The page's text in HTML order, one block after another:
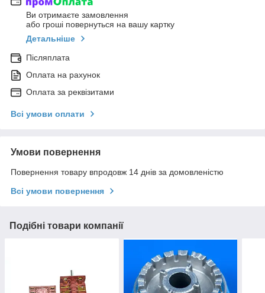
Ви отримаєте замовлення
або гроші повернуться на вашу картку
Детальніше
Післяплата
Оплата на рахунок
Оплата за реквізитами
Всі умови оплати
Умови повернення
Повернення товару впродовж 14 днів за домовленістю
Всі умови повернення
Подібні товари компанії